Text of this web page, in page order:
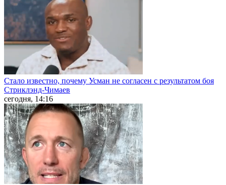
Стало известно, почему Усман не согласен с результатом боя
Стриклэнд-Чимаев
сегодня, 14:16